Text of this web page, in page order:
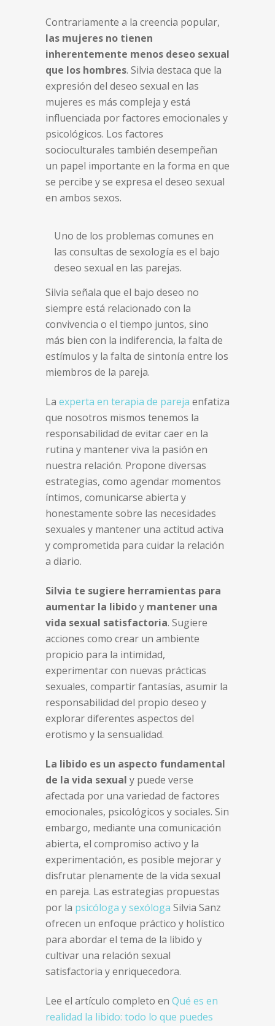
Contrariamente a la creencia popular,
las mujeres no tienen
inherentemente menos deseo sexual
que los hombres. Silvia destaca que la
expresión del deseo sexual en las
mujeres es más compleja y está
influenciada por factores emocionales y
psicológicos. Los factores
socioculturales también desempeñan
un papel importante en la forma en que
se percibe y se expresa el deseo sexual
en ambos sexos.
Uno de los problemas comunes en
las consultas de sexología es el bajo
deseo sexual en las parejas.
Silvia señala que el bajo deseo no
siempre está relacionado con la
convivencia o el tiempo juntos, sino
más bien con la indiferencia, la falta de
estímulos y la falta de sintonía entre los
miembros de la pareja.
La experta en terapia de pareja enfatiza
que nosotros mismos tenemos la
responsabilidad de evitar caer en la
rutina y mantener viva la pasión en
nuestra relación. Propone diversas
estrategias, como agendar momentos
íntimos, comunicarse abierta y
honestamente sobre las necesidades
sexuales y mantener una actitud activa
y comprometida para cuidar la relación
a diario.
Silvia te sugiere herramientas para
aumentar la libidoy mantener una
vida sexual satisfactoria. Sugiere
acciones como crear un ambiente
propicio para la intimidad,
experimentar con nuevas prácticas
sexuales, compartir fantasías, asumir la
responsabilidad del propio deseo y
explorar diferentes aspectos del
erotismo y la sensualidad.
La libido es un aspecto fundamental
de la vida sexual y puede verse
afectada por una variedad de factores
emocionales, psicológicos y sociales. Sin
embargo, mediante una comunicación
abierta, el compromiso activo y la
experimentación, es posible mejorar y
disfrutar plenamente de la vida sexual
en pareja. Las estrategias propuestas
por la psicóloga y sexóloga Silvia Sanz
ofrecen un enfoque práctico y holístico
para abordar el tema de la libido y
cultivar una relación sexual
satisfactoria y enriquecedora.
Lee el artículo completo en Qué es en
realidad la libido: todo lo que puedes